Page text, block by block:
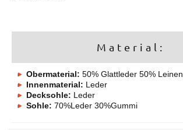
Material:
Obermaterial: 50% Glattleder 50% Leinen
Innenmaterial: Leder
Decksohle: Leder
Sohle: 70%Leder 30%Gummi